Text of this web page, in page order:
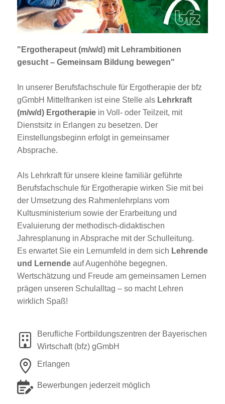
Jobportal
Presse und Medien
bbw e. V.
Karriere
Presse
News Archiv
"Ergotherapeut (m/w/d) mit Lehrambitionen
gesucht – Gemeinsam Bildung bewegen"
In unserer Berufsfachschule für Ergotherapie der bfz
gGmbH Mittelfranken ist eine Stelle als Lehrkraft
(m/w/d) Ergotherapie in Voll- oder Teilzeit, mit
Dienstsitz in Erlangen zu besetzen. Der
Einstellungsbeginn erfolgt in gemeinsamer
Absprache.
Als Lehrkraft für unsere kleine familiär geführte
Berufsfachschule für Ergotherapie wirken Sie mit bei
der Umsetzung des Rahmenlehrplans vom
Kultusministerium sowie der Erarbeitung und
Evaluierung der methodisch-didaktischen
Jahresplanung in Absprache mit der Schulleitung.
Es erwartet Sie ein Lernumfeld in dem sich Lehrende
und Lernende auf Augenhöhe begegnen.
Wertschätzung und Freude am gemeinsamen Lernen
prägen unseren Schulalltag – so macht Lehren
wirklich Spaß!
Berufliche Fortbildungszentren der Bayerischen
Wirtschaft (bfz) gGmbH
Erlangen
Bewerbungen jederzeit möglich